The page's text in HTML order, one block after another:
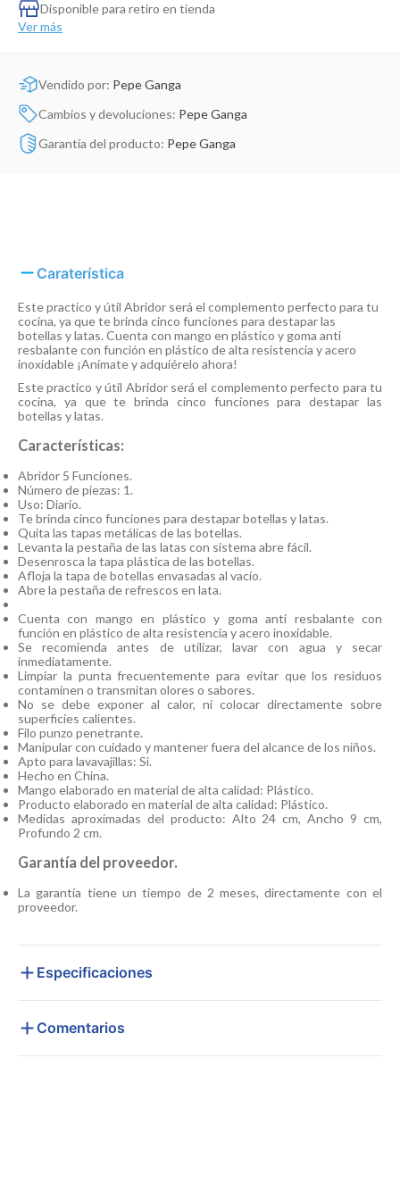
Disponible para retiro en tienda
Ver más
Vendido por: Pepe Ganga
Cambios y devoluciones: Pepe Ganga
Garantía del producto: Pepe Ganga
Caraterística
Este practico y útil Abridor será el complemento perfecto para tu
cocina, ya que te brinda cinco funciones para destapar las
botellas y latas. Cuenta con mango en plástico y goma anti
resbalante con función en plástico de alta resistencia y acero
inoxidable ¡Anímate y adquiérelo ahora!
Este practico y útil Abridor será el complemento perfecto para tu
cocina, ya que te brinda cinco funciones para destapar las
botellas y latas.
Características:
Abridor 5 Funciones.
Número de piezas: 1.
Uso: Diario.
Te brinda cinco funciones para destapar botellas y latas.
Quita las tapas metálicas de las botellas.
Levanta la pestaña de las latas con sistema abre fácil.
Desenrosca la tapa plástica de las botellas.
Afloja la tapa de botellas envasadas al vacío.
Abre la pestaña de refrescos en lata.
Cuenta con mango en plástico y goma anti resbalante con
función en plástico de alta resistencia y acero inoxidable.
Se recomienda antes de utilizar, lavar con agua y secar
inmediatamente.
Limpiar la punta frecuentemente para evitar que los residuos
contaminen o transmitan olores o sabores.
No se debe exponer al calor, ni colocar directamente sobre
superficies calientes.
Filo punzo penetrante.
Manipular con cuidado y mantener fuera del alcance de los niños.
Apto para lavavajillas: Si.
Hecho en China.
Mango elaborado en material de alta calidad: Plástico.
Producto elaborado en material de alta calidad: Plástico.
Medidas aproximadas del producto: Alto 24 cm, Ancho 9 cm,
Profundo 2 cm.
Garantía del proveedor.
La garantía tiene un tiempo de 2 meses, directamente con el
proveedor.
Especificaciones
Comentarios
Dinosaurio Juguete